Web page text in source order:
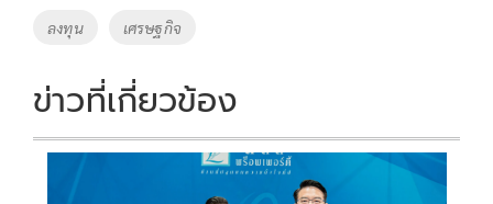
ลงทุน เศรษฐกิจ
ข่าวที่เกี่ยวข้อง